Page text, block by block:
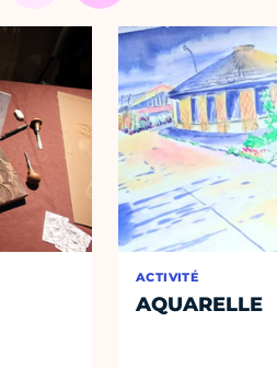
ACTIVITÉ
AQUARELLE